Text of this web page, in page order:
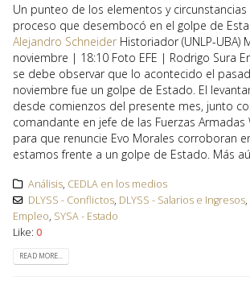
Un punteo de los elementos y
proceso que desembocó en el golpe de
Alejandro Schneider Historiador (UNLP-UBA)
noviembre | 18:10 Foto EFE | Rodrigo Sura
se debe observar que lo acontecido el
noviembre fue un golpe de Estado. El
desde comienzos del presente mes, junto
comandante en jefe de las Fuerzas Armadas
para que renuncie Evo Morales corroboran
estamos frente a un golpe de Estado. Más
Análisis, CEDLA en los medios
DLYSS - Conflictos, DLYSS - Salarios e Ingresos,
Empleo, SYSA - Estado
Like: 0
READ MORE...